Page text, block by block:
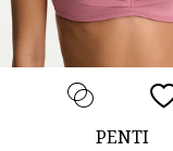
PENTI